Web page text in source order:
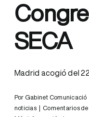
SECA
Madrid acogió del 22
Por Gabinet Comunicació
noticias
Comentarios